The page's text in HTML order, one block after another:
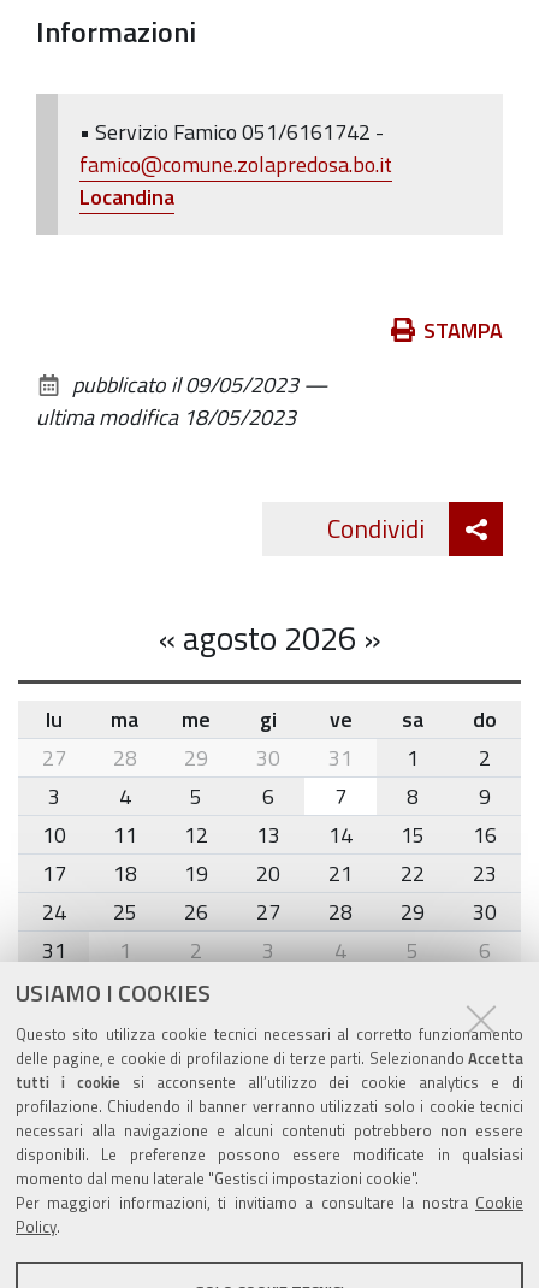
USIAMO I COOKIES
Questo sito utilizza cookie tecnici necessari al corretto funzionamento
delle pagine, e cookie di profilazione di terze parti. Selezionando Accetta
tutti i cookiesi acconsente all’utilizzo dei cookie analytics e di
profilazione. Chiudendo il banner verranno utilizzati solo i cookie tecnici
necessari alla navigazione e alcuni contenuti potrebbero non essere
disponibili. Le preferenze possono essere modificate in qualsiasi
momento dal menu laterale "Gestisci impostazioni cookie".
Per maggiori informazioni, ti invitiamo a consultare la nostra Cookie
Policy.
maggio
1992)
D'Amelio
Informazioni
• Servizio Famico 051/6161742 -
famico@comune.zolapredosa.bo.it
Locandina
documento
STAMPA
pubblicato il09/05/2023—
ultima modifica 18/05/2023
Condividi
«agosto 2026 »
month-
8
lu ma me gi ve sa
do
27
28 29 30 31 1
2
3
4 5 6 7 8
9
10
11 12 13 14 15
16
17
18 19 20 21 22
23
24
25 26 27 28 29
30
31
1 2 3 4 5 6
Agenda eventi
torna alla sezione
Valuta questo sito